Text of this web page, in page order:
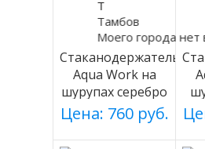
Стаканодержатель
Aqua Work на
шурупах серебро
Цена: 760 руб.
Т
Тамбов
Моего города нет